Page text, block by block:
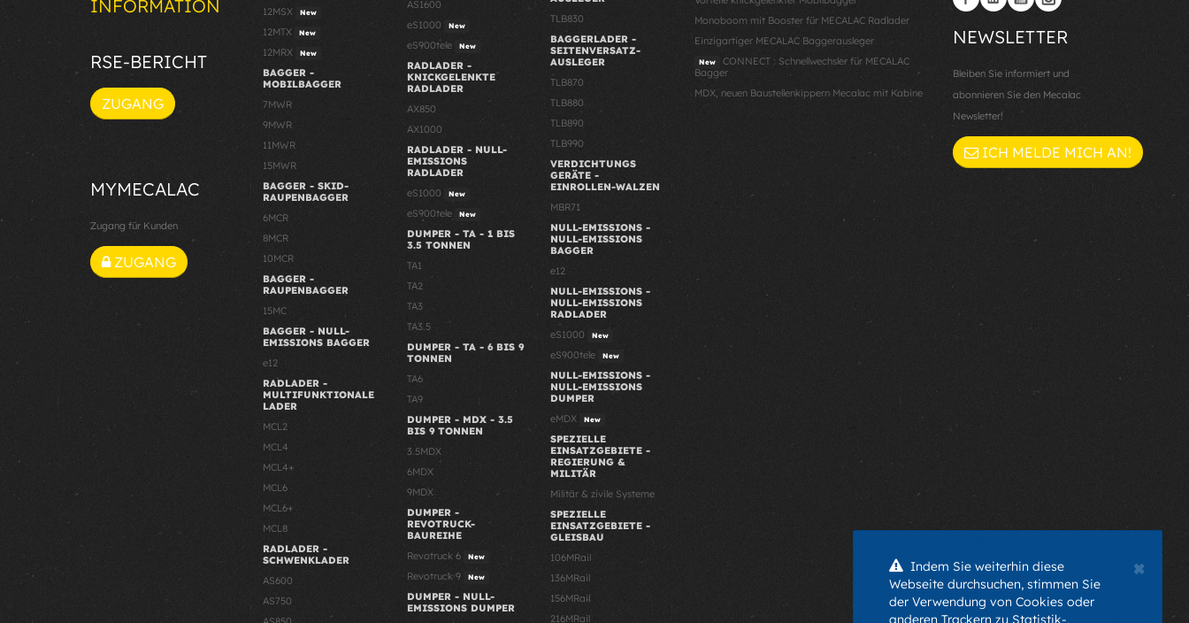
INFORMATION
RSE-BERICHT
ZUGANG
MYMECALAC
Zugang für Kunden
ZUGANG
12MSX
New
12MTX New
12MRX New
BAGGER -
MOBILBAGGER
7MWR
9MWR
11MWR
15MWR
BAGGER - SKID-
RAUPENBAGGER
6MCR
8MCR
10MCR
BAGGER -
RAUPENBAGGER
15MC
BAGGER - NULL-
EMISSIONS BAGGER
e12
RADLADER -
MULTIFUNKTIONALE
LADER
MCL2
MCL4
MCL4+
MCL6
MCL6+
MCL8
RADLADER -
SCHWENKLADER
AS600
AS750
AS1600
eS1000
New
eS900tele New
RADLADER -
KNICKGELENKTE
RADLADER
AX850
AX1000
RADLADER - NULL-
EMISSIONS
RADLADER
eS1000
New
eS900tele New
DUMPER - TA - 1 BIS
3.5 TONNEN
TA1
TA2
TA3
TA3.5
DUMPER - TA - 6 BIS 9
TONNEN
TA6
TA9
DUMPER - MDX - 3.5
BIS 9 TONNEN
3.5MDX
6MDX
9MDX
DUMPER -
REVOTRUCK-
BAUREIHE
Revotruck 6
New
Revotruck 9 New
DUMPER - NULL-
EMISSIONS DUMPER
TLB830
BAGGERLADER -
SEITENVERSATZ-
AUSLEGER
TLB870
TLB880
TLB890
TLB990
VERDICHTUNGS
GERÄTE -
EINROLLEN-WALZEN
MBR71
NULL-EMISSIONS -
NULL-EMISSIONS
BAGGER
e12
NULL-EMISSIONS -
NULL-EMISSIONS
RADLADER
eS1000
New
eS900tele New
NULL-EMISSIONS -
NULL-EMISSIONS
DUMPER
eMDX
New
SPEZIELLE
EINSATZGEBIETE -
REGIERUNG &
MILITÄR
Militär & zivile Systeme
SPEZIELLE
EINSATZGEBIETE -
GLEISBAU
106MRail
136MRail
156MRail
216MRail
Monoboom mit Booster für MECALAC Radlader
Einzigartiger MECALAC Baggerausleger
New
CONNECT : Schnellwechsler für MECALAC
Bagger
MDX, neuen Baustellenkippern Mecalac mit Kabine
NEWSLETTER
Bleiben Sie informiert und
abonnieren Sie den Mecalac
Newsletter!
ICH MELDE MICH AN!
×
Indem Sie weiterhin diese
Webseite durchsuchen, stimmen Sie
der Verwendung von Cookies oder
anderen Trackern zu Statistik-,